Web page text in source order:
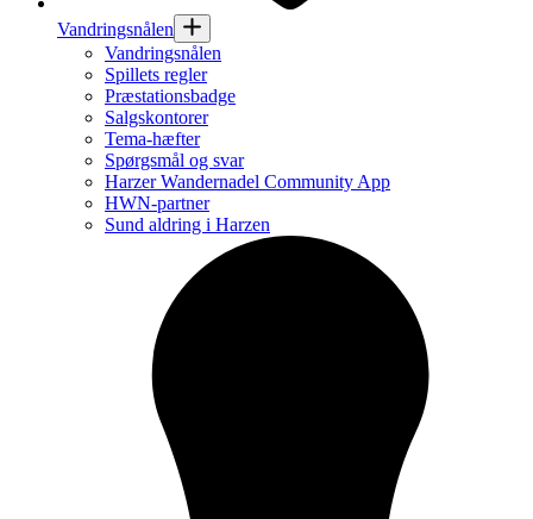
Vandringsnålen
Vandringsnålen
Spillets regler
Præstationsbadge
Salgskontorer
Tema-hæfter
Spørgsmål og svar
Harzer Wandernadel Community App
HWN-partner
Sund aldring i Harzen